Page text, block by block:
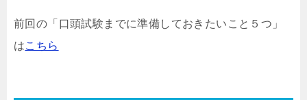
前回の「口頭試験までに準備しておきたいこと５つ」
はこちら